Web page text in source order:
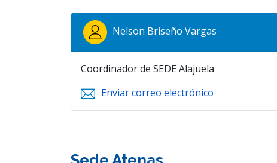
Nelson Briseño Vargas
Coordinador de SEDE Alajuela
Enviar correo electrónico